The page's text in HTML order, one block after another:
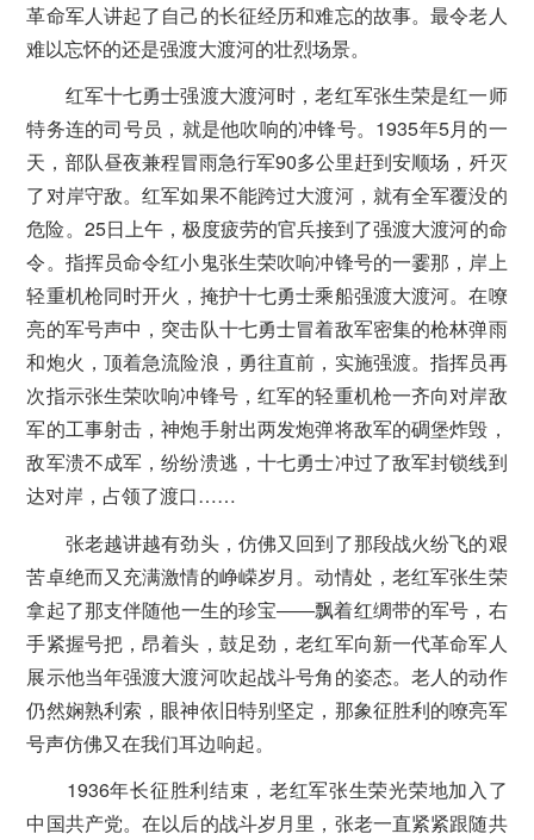
革命军人讲起了自己的长征经历和难忘的故事。最令老人
难以忘怀的还是强渡大渡河的壮烈场景。
红军十七勇士强渡大渡河时，老红军张生荣是红一师
特务连的司号员，就是他吹响的冲锋号。1935年5月的一
天，部队昼夜兼程冒雨急行军90多公里赶到安顺场，歼灭
了对岸守敌。红军如果不能跨过大渡河，就有全军覆没的
危险。25日上午，极度疲劳的官兵接到了强渡大渡河的命
令。指挥员命令红小鬼张生荣吹响冲锋号的一霎那，岸上
轻重机枪同时开火，掩护十七勇士乘船强渡大渡河。在嘹
亮的军号声中，突击队十七勇士冒着敌军密集的枪林弹雨
和炮火，顶着急流险浪，勇往直前，实施强渡。指挥员再
次指示张生荣吹响冲锋号，红军的轻重机枪一齐向对岸敌
军的工事射击，神炮手射出两发炮弹将敌军的碉堡炸毁，
敌军溃不成军，纷纷溃逃，十七勇士冲过了敌军封锁线到
达对岸，占领了渡口……
张老越讲越有劲头，仿佛又回到了那段战火纷飞的艰
苦卓绝而又充满激情的峥嵘岁月。动情处，老红军张生荣
拿起了那支伴随他一生的珍宝――飘着红绸带的军号，右
手紧握号把，昂着头，鼓足劲，老红军向新一代革命军人
展示他当年强渡大渡河吹起战斗号角的姿态。老人的动作
仍然娴熟利索，眼神依旧特别坚定，那象征胜利的嘹亮军
号声仿佛又在我们耳边响起。
1936年长征胜利结束，老红军张生荣光荣地加入了
中国共产党。在以后的战斗岁月里，张老一直紧紧跟随共